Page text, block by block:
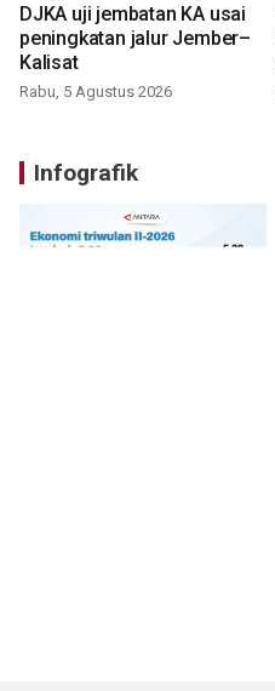
DJKA uji jembatan KA usai
peningkatan jalur Jember–
Kalisat
Rabu, 5 Agustus 2026
Infografik